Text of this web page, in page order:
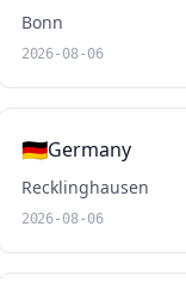
Bonn
2026-08-06
🇩🇪Germany
Recklinghausen
2026-08-06